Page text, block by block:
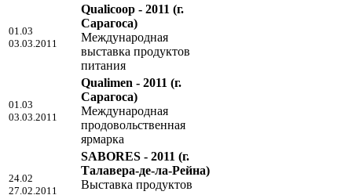
01.03
03.03.2011
Qualicoop - 2011 (г.
Сарагоса)
Международная
выставка продуктов
питания
01.03
03.03.2011
Qualimen - 2011 (г.
Сарагоса)
Международная
продовольственная
ярмарка
24.02
27.02.2011
SABORES - 2011 (г.
Талавера-де-ла-Рейна)
Выставка продуктов